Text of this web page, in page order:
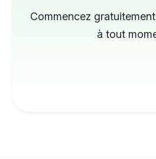
Commencez
à tout